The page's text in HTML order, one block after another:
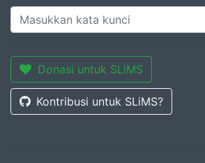
Donasi untuk SLiMS
Kontribusi untuk SLiMS?